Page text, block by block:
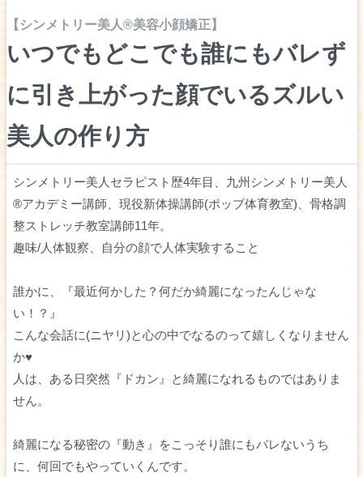
【シンメトリー美人®️美容小顔矯正】
いつでもどこでも誰にもバレず
に引き上がった顔でいるズルい
美人の作り方
シンメトリー美人セラピスト歴4年目、九州シンメトリー美人
®️アカデミー講師、現役新体操講師(ポップ体育教室)、骨格調
整ストレッチ教室講師11年。
趣味/人体観察、自分の顔で人体実験すること
誰かに、『最近何かした？何だか綺麗になったんじゃな
い！？』
こんな会話に(ニヤリ)と心の中でなるのって嬉しくなりません
か♥️
人は、ある日突然『ドカン』と綺麗になれるものではありま
せん。
綺麗になる秘密の『動き』をこっそり誰にもバレないうち
に、何回でもやっていくんです。